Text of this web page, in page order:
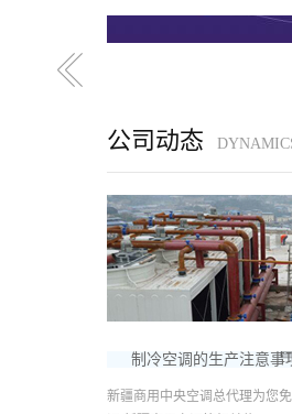
公司动态
制冷空调的生产注意事
新疆商用中央空调总代理为您